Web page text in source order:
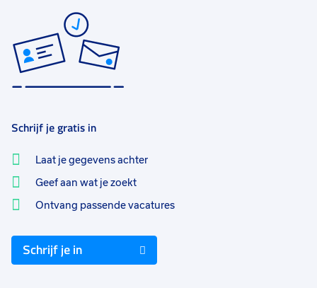
Schrijf je gratis in
Laat je gegevens achter
Geef aan wat je zoekt
Ontvang passende vacatures
Schrijf je in